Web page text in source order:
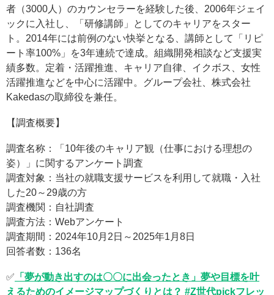
者（3000人）のカウンセラーを経験した後、2006年ジェイ
ックに入社し、「研修講師」としてのキャリアをスター
ト。2014年には前例のない快挙となる、講師として「リピ
ート率100%」を3年連続で達成。組織開発相談など支援実
績多数。定着・活躍推進、キャリア自律、イクボス、女性
活躍推進などを中心に活躍中。グループ会社、株式会社
Kakedasの取締役を兼任。
【調査概要】
調査名称：「10年後のキャリア観（仕事における理想の
姿）」に関するアンケート調査
調査対象：当社の就職支援サービスを利用して就職・入社
した20～29歳の方
調査機関：自社調査
調査方法：Webアンケート
調査期間：2024年10月2日～2025年1月8日
回答者数：136名
✅ 「夢が動き出すのは〇〇に出会ったとき」夢や目標を叶
えるためのイメージマップづくりとは？ #Z世代pickフレッ